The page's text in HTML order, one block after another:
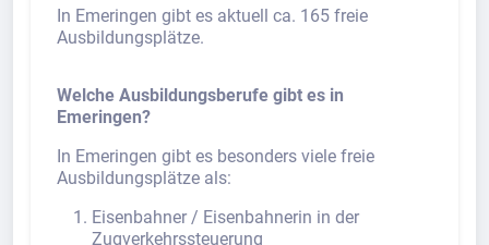
In Emeringen gibt es aktuell ca. 165 freie
Ausbildungsplätze.
Welche Ausbildungsberufe gibt es in
Emeringen?
In Emeringen gibt es besonders viele freie
Ausbildungsplätze als:
Eisenbahner / Eisenbahnerin in der
Zugverkehrssteuerung